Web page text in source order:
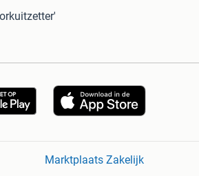
Marktplaats Zakelijk